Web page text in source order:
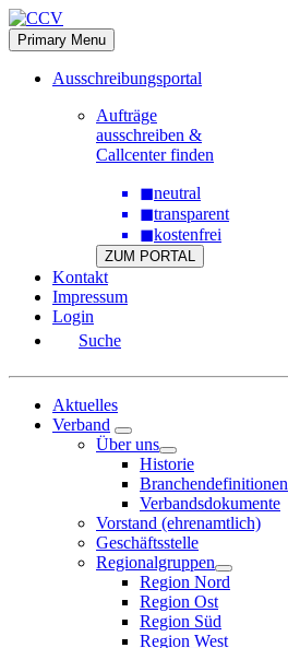
Skip
to
content
Primary Menu
Ausschreibungsportal
Aufträge
ausschreiben &
Callcenter finden
◼neutral
◼transparent
◼kostenfrei
ZUM PORTAL
Kontakt
Impressum
Login
Suche
Aktuelles
Verband
Über uns
Historie
Branchendefinitionen
Verbandsdokumente
Vorstand (ehrenamtlich)
Geschäftsstelle
Regionalgruppen
Region Nord
Region Ost
Region Süd
Region West